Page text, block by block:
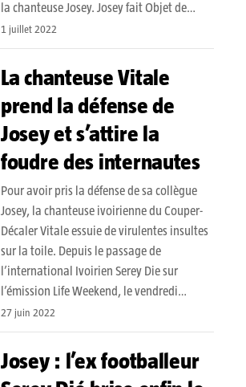
la chanteuse Josey. Josey fait Objet de…
1 juillet 2022
La chanteuse Vitale
prend la défense de
Josey et s’attire la
foudre des internautes
Pour avoir pris la défense de sa collègue
Josey, la chanteuse ivoirienne du Couper-
Décaler Vitale essuie de virulentes insultes
sur la toile. Depuis le passage de
l’international Ivoirien Serey Die sur
l’émission Life Weekend, le vendredi…
27 juin 2022
Josey : l’ex footballeur